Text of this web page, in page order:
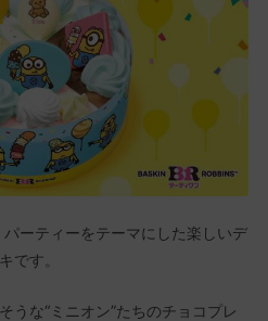
パーティーをテーマにした楽しいデ
です。
うな“ミニオン”たちのチョコプレ